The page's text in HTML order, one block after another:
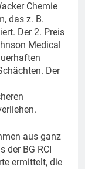
Chemie
das z. B.
Der 2. Preis
Medical
Der
aus ganz
der BG RCI
ermittelt, die